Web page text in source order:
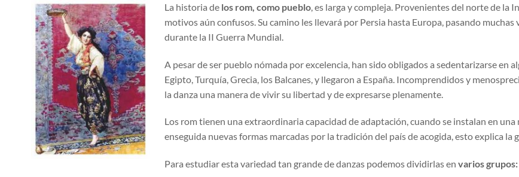
La historia de los rom, como pueblo, es larga y compleja. Provenientes del norte de la
motivos aún confusos. Su camino les llevará por Persia hasta Europa, pasando muchas
durante la II Guerra Mundial.
A pesar de ser pueblo nómada por excelencia, han sido obligados a sedentarizarse en
Egipto, Turquía, Grecia, los Balcanes, y llegaron a España. Incomprendidos y
la danza una manera de vivir su libertad y de expresarse plenamente.
Los rom tienen una extraordinaria capacidad de adaptación, cuando se instalan en
enseguida nuevas formas marcadas por la tradición del país de acogida, esto explica
Para estudiar esta variedad tan grande de danzas podemos dividirlas en varios grupos: